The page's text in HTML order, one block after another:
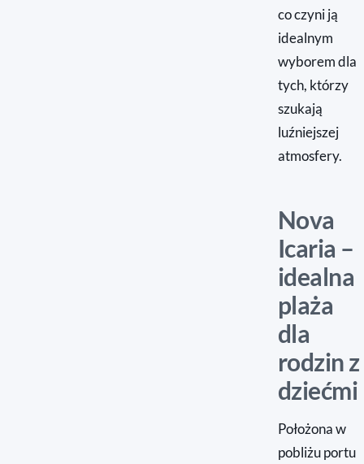
co czyni ją
idealnym
wyborem dla
tych, którzy
szukają
luźniejszej
atmosfery.
Nova
Icaria –
idealna
plaża
dla
rodzin z
dziećmi
Położona w
pobliżu portu